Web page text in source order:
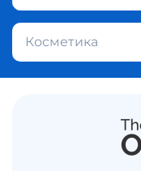
Косметика